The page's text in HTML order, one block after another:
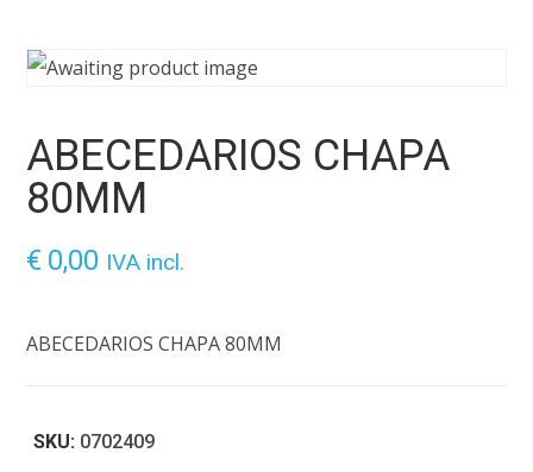
ABECEDARIOS CHAPA
80MM
€ 0,00 IVA incl.
ABECEDARIOS CHAPA 80MM
SKU: 0702409